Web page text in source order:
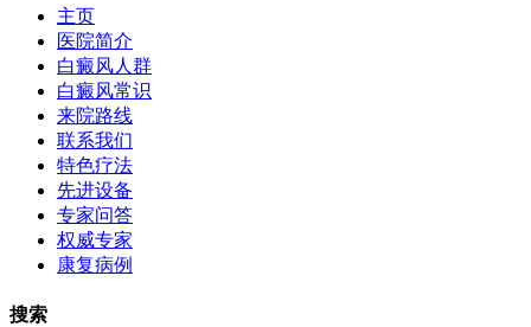
主页
医院简介
白癜风人群
白癜风常识
来院路线
联系我们
特色疗法
先进设备
专家问答
权威专家
康复病例
搜索